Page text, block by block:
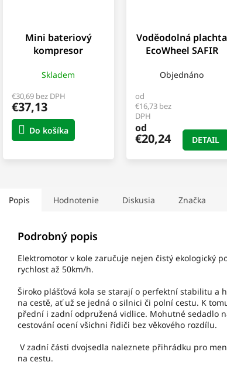
Mini bateriový
kompresor
Skladem
€30,69 bez DPH
€37,13
Do košíka
Voděodolná plachta
EcoWheel SAFIR
Objednáno
od
€16,73 bez
DPH
od
€20,24 DETAIL
Popis Hodnotenie Diskusia Značka
Podrobný popis
Elektromotor v kole zaručuje nejen čistý ekologický
rychlost až 50km/h.
Široko plášťová kola se starají o perfektní stabilitu a
na cestě, ať už se jedná o silnici či polní cestu. K
přední i zadní odpružená vidlice. Mohutné sedadlo
cestování ocení všichni řidiči bez věkového rozdílu.
V zadní části dvojsedla naleznete přihrádku pro
na cestu.